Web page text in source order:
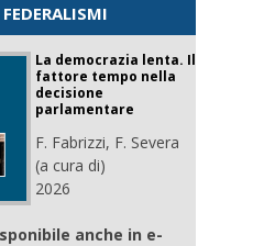
La democrazia lenta. Il
fattore tempo nella
decisione
parlamentare
F. Fabrizzi, F. Severa
(a cura di)
2026
anche in e-